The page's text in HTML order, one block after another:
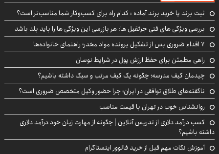
ثبت برند یا خرید برند آماده : کدام راه برای کسب‌وکار شما مناسب‌تر است؟
بررسی ویژگی های فنی جرثقیل ها: هر بازرسی این ویژگی ها را باید بلد باشد
۷ اقدام ضروری پس از تشکیل پرونده مواد مخدر؛ راهنمای خانواده‌ها
راهی مطمئن برای حفظ ارزش پول در شرایط نوسان
چیدمان کیف مدرسه؛ چگونه یک کیف مرتب و سبک داشته باشیم؟
ناگفته‌های طلاق توافقی در ایران؛ چرا حضور وکیل متخصص ضروری است؟
روانشناس خوب در تهران با قیمت مناسب
کسب درآمد دلاری از تدریس آنلاین | چگونه از مهارت زبان خود درآمد دلاری
داشته باشیم؟
آموزش نکات مهم قبل از خرید فالوور اینستاگرام